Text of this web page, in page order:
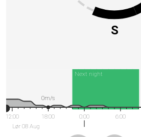
S
Next night
12:00
Lør 08 Aug
18:00 0:00 6:00
0m/s